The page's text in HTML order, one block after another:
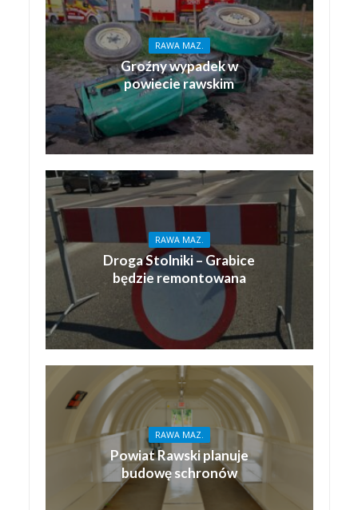
RAWA MAZ.
Groźny wypadek w
powiecie rawskim
RAWA MAZ.
Droga Stolniki – Grabice
będzie remontowana
RAWA MAZ.
Powiat Rawski planuje
budowę schronów